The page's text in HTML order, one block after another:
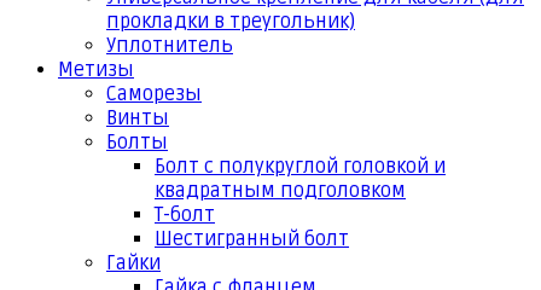
прокладки в треугольник)
Уплотнитель
Метизы
Саморезы
Винты
Болты
Болт с полукруглой головкой и
квадратным подголовком
Т-болт
Шестигранный болт
Гайки